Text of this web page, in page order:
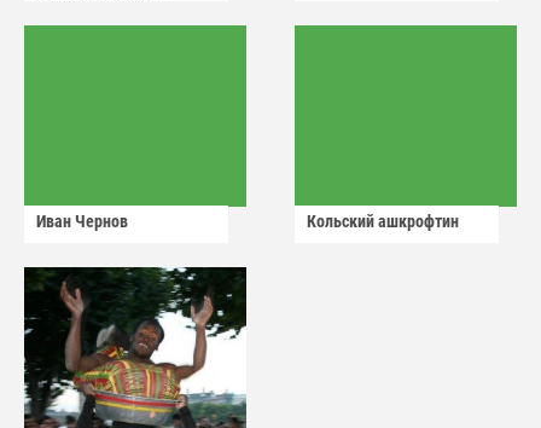
Иван Чернов Кольский ашкрофтин